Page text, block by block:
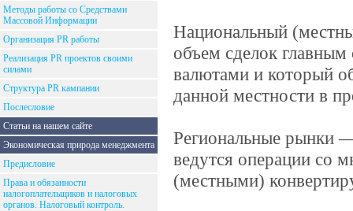
Методы работы со Средствами
Массовой Информации
Организация PR работы
Реализация PR проектов своими
силами
Структура PR кампании
Послесловие
Статьи на нашем сайте
Экономическая природа менеджмента
Предисловие
Права и обязанности
налогоплательщиков и налоговых
органов. Налоговый контроль.
Национальный
объем сделок
валютами и который
данной местности в
Региональные рынки
ведутся операции со
(местными)